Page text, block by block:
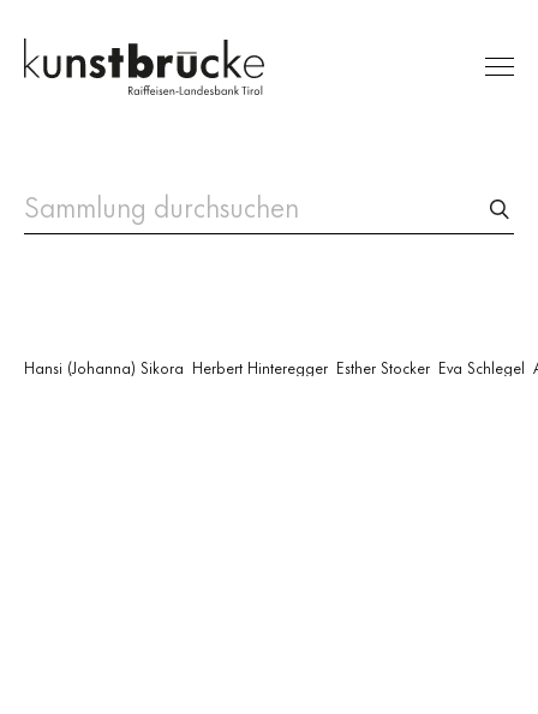
Ausstellungen
Über uns
Hansi (Johanna) Sikora Herbert Hinteregger Esther Stocker Eva Schlegel